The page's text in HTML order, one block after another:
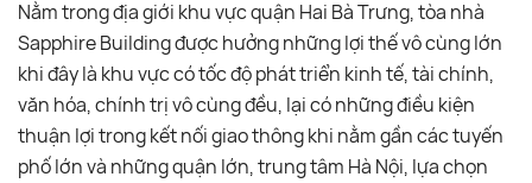
Nằm trong địa giới khu vực quận Hai Bà Trưng, tòa nhà
Sapphire Building được hưởng những lợi thế vô cùng lớn
khi đây là khu vực có tốc độ phát triển kinh tế, tài chính,
văn hóa, chính trị vô cùng đều, lại có những điều kiện
thuận lợi trong kết nối giao thông khi nằm gần các tuyến
phố lớn và những quận lớn, trung tâm Hà Nội, lựa chọn